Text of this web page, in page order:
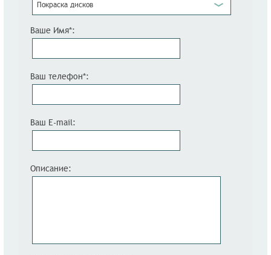
Покраска дисков
Ваше Имя*:
Ваш телефон*:
Ваш E-mail:
Описание: